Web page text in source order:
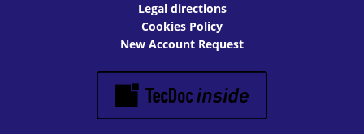
Legal directions
Cookies Policy
New Account Request